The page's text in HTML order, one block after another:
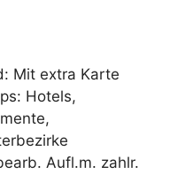
Mit extra Karte
Hotels,
Aufl.m. zahlr.